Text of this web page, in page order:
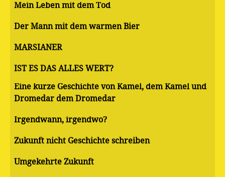
Mein Leben mit dem Tod
Der Mann mit dem warmen Bier
MARSIANER
IST ES DAS ALLES WERT?
Eine kurze Geschichte von Kamel, dem Kamel und
Dromedar dem Dromedar
Irgendwann, irgendwo?
Zukunft nicht Geschichte schreiben
Umgekehrte Zukunft